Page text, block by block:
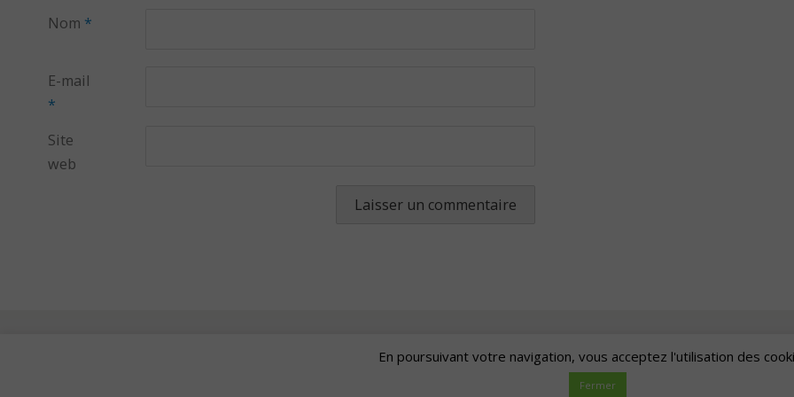
Nom *
E-mail
*
Site
web
Artscape| Fièrement propulsé parMantra&WordPress.
En poursuivant votre navigation, vous acceptez l'utilisation des
Fermer